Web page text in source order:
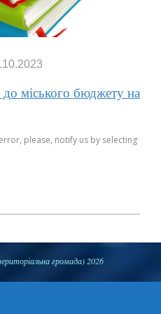
міського бюджету на
please, notify us by selecting
громада) 2026